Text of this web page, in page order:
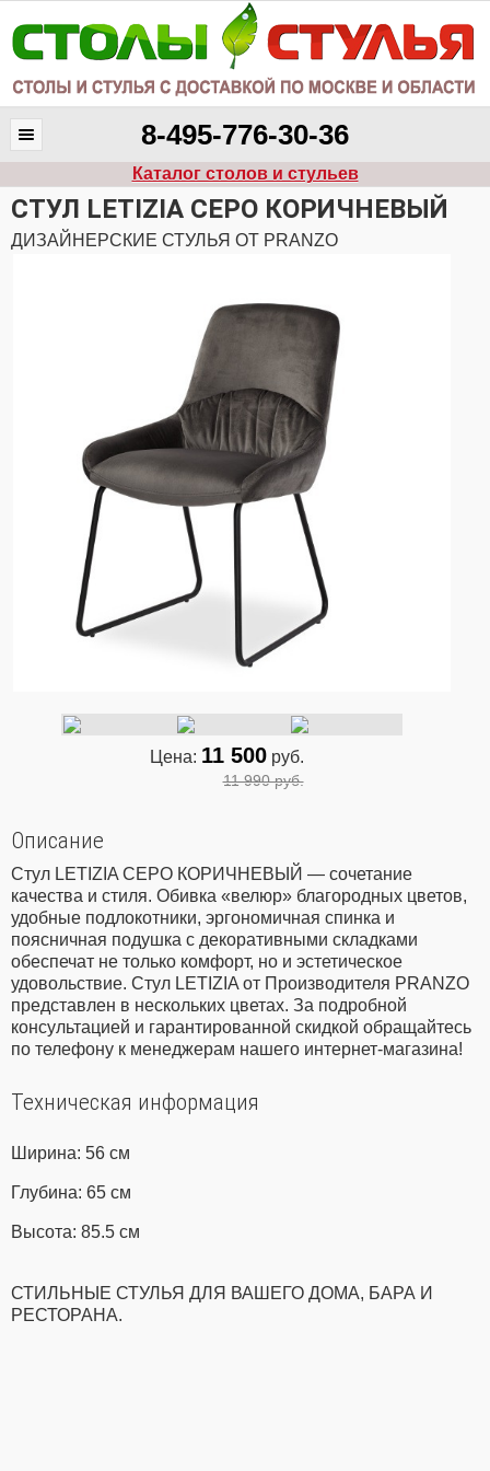
8-495-776-30-36
Каталог столов и стульев
СТУЛ LETIZIA СЕРО КОРИЧНЕВЫЙ
ДИЗАЙНЕРСКИЕ СТУЛЬЯ ОТ PRANZO
Цена: 11 500руб.
11 990 руб.
Описание
Стул LETIZIA СЕРО КОРИЧНЕВЫЙ — сочетание
качества и стиля. Обивка «велюр» благородных цветов,
удобные подлокотники, эргономичная спинка и
поясничная подушка с декоративными складками
обеспечат не только комфорт, но и эстетическое
удовольствие. Стул LETIZIA от Производителя PRANZO
представлен в нескольких цветах. За подробной
консультацией и гарантированной скидкой обращайтесь
по телефону к менеджерам нашего интернет-магазина!
Техническая информация
Ширина: 56 см
Глубина: 65 см
Высота: 85.5 см
СТИЛЬНЫЕ СТУЛЬЯ ДЛЯ ВАШЕГО ДОМА, БАРА И
РЕСТОРАНА.